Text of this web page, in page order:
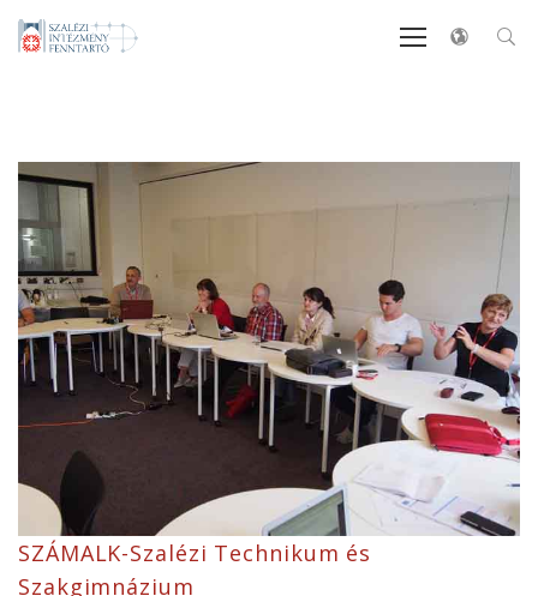
SZÁMALK-Szalézi Technikum és
Szakgimnázium